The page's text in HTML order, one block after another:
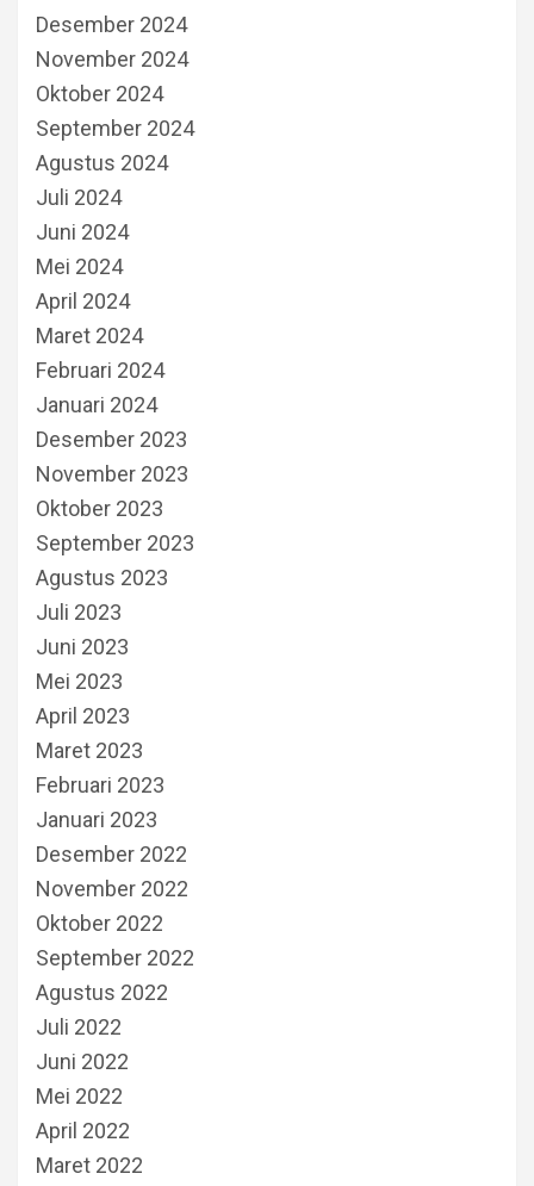
Desember 2024
November 2024
Oktober 2024
September 2024
Agustus 2024
Juli 2024
Juni 2024
Mei 2024
April 2024
Maret 2024
Februari 2024
Januari 2024
Desember 2023
November 2023
Oktober 2023
September 2023
Agustus 2023
Juli 2023
Juni 2023
Mei 2023
April 2023
Maret 2023
Februari 2023
Januari 2023
Desember 2022
November 2022
Oktober 2022
September 2022
Agustus 2022
Juli 2022
Juni 2022
Mei 2022
April 2022
Maret 2022